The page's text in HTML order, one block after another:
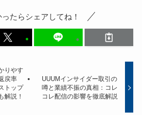
ったらシェアしてね！
りやす
戻率
トップ
解説！
UUUMインサイダー取引の
噂と業績不振の真相：コレ
コレ配信の影響を徹底解説